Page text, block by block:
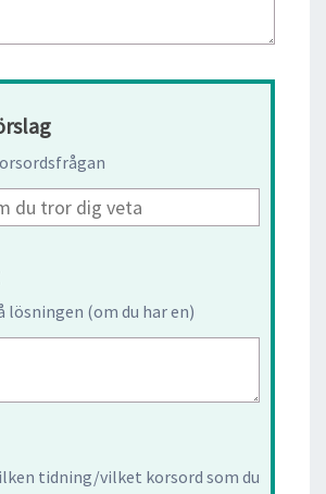
lösningen (om du har en)
tidning/vilket korsord som du